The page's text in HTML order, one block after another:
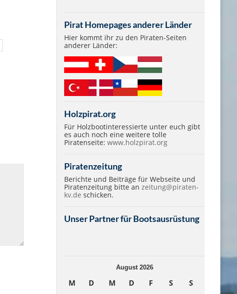
Pirat Homepages anderer Länder
Hier kommt ihr zu den Piraten-Seiten
anderer Länder:
Holzpirat.org
Für Holzbootinteressierte unter euch gibt
es auch noch eine weitere tolle
Piratenseite:www.holzpirat.org
Piratenzeitung
Berichte und Beiträge für Webseite und
Piratenzeitung bitte anzeitung@piraten-
kv.de schicken.
Unser Partner für Bootsausrüstung
August 2026
M D M D F S S